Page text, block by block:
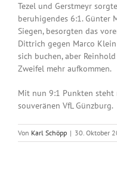
Tezel und Gerstmeyr
beruhigendes 6:1. Günter
Siegen, besorgten das
Dittrich gegen Marco
sich buchen, aber
Zweifel mehr aufkommen.
Mit nun 9:1 Punkten
souveränen VfL Günzburg.
Von Karl Schöpp | 30. Oktober